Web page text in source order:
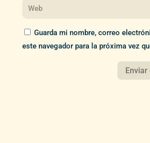
Guarda mi nombre, correo
este navegador para la próxima vez